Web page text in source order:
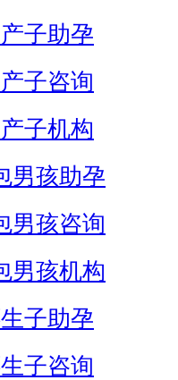
子助孕
子咨询
子机构
男孩助孕
男孩咨询
男孩机构
子助孕
子咨询